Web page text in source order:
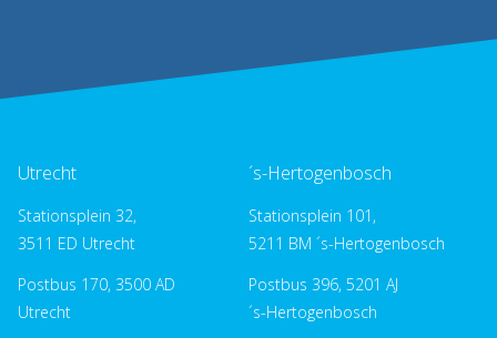
Utrecht
Stationsplein 32,
3511 ED Utrecht
Postbus 170, 3500 AD
Utrecht
´s-Hertogenbosch
Stationsplein 101,
5211 BM ´s-Hertogenbosch
Postbus 396, 5201 AJ
´s-Hertogenbosch